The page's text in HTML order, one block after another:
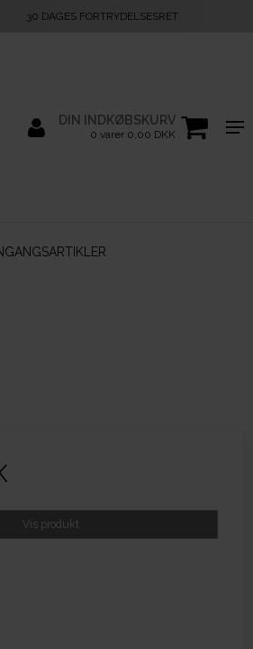
30 DAGES FORTRYDELSESRET
DIN INDKØBSKURV
0 varer 0,00 DKK
Vis produkt